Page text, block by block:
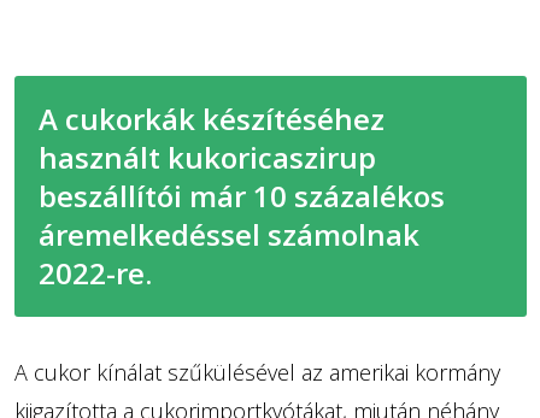
A cukorkák készítéséhez
használt kukoricaszirup
beszállítói már 10 százalékos
áremelkedéssel számolnak
2022-re.
A cukor kínálat szűkülésével az amerikai kormány
kiigazította a cukorimportkvótákat, miután néhány